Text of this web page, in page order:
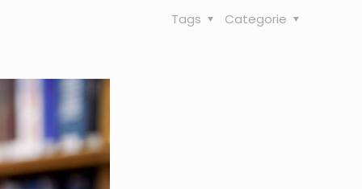
Categorie
Tags